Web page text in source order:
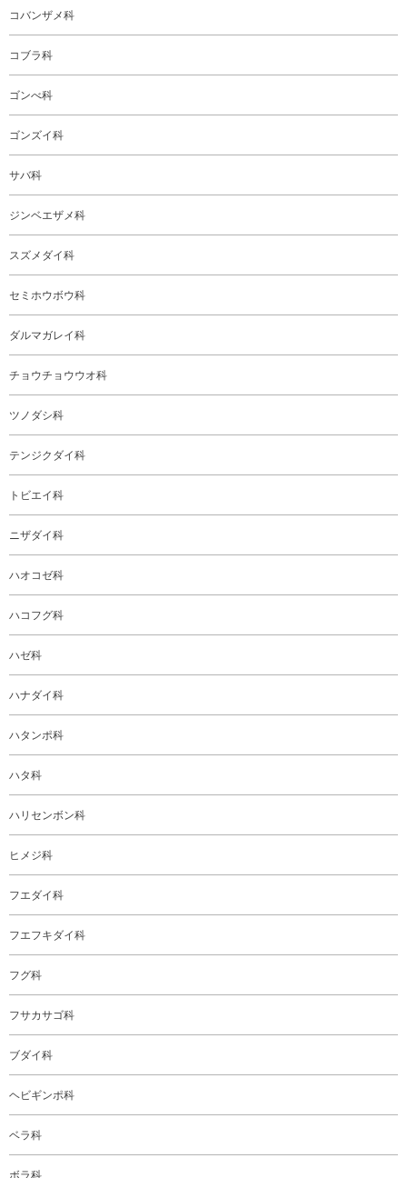
コバンザメ科
コブラ科
ゴンべ科
ゴンズイ科
サバ科
ジンベエザメ科
スズメダイ科
セミホウボウ科
ダルマガレイ科
チョウチョウウオ科
ツノダシ科
テンジクダイ科
トビエイ科
ニザダイ科
ハオコゼ科
ハコフグ科
ハゼ科
ハナダイ科
ハタンポ科
ハタ科
ハリセンボン科
ヒメジ科
フエダイ科
フエフキダイ科
フグ科
フサカサゴ科
ブダイ科
ヘビギンポ科
ベラ科